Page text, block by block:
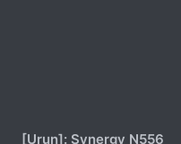
[Urun]: Synergy N556